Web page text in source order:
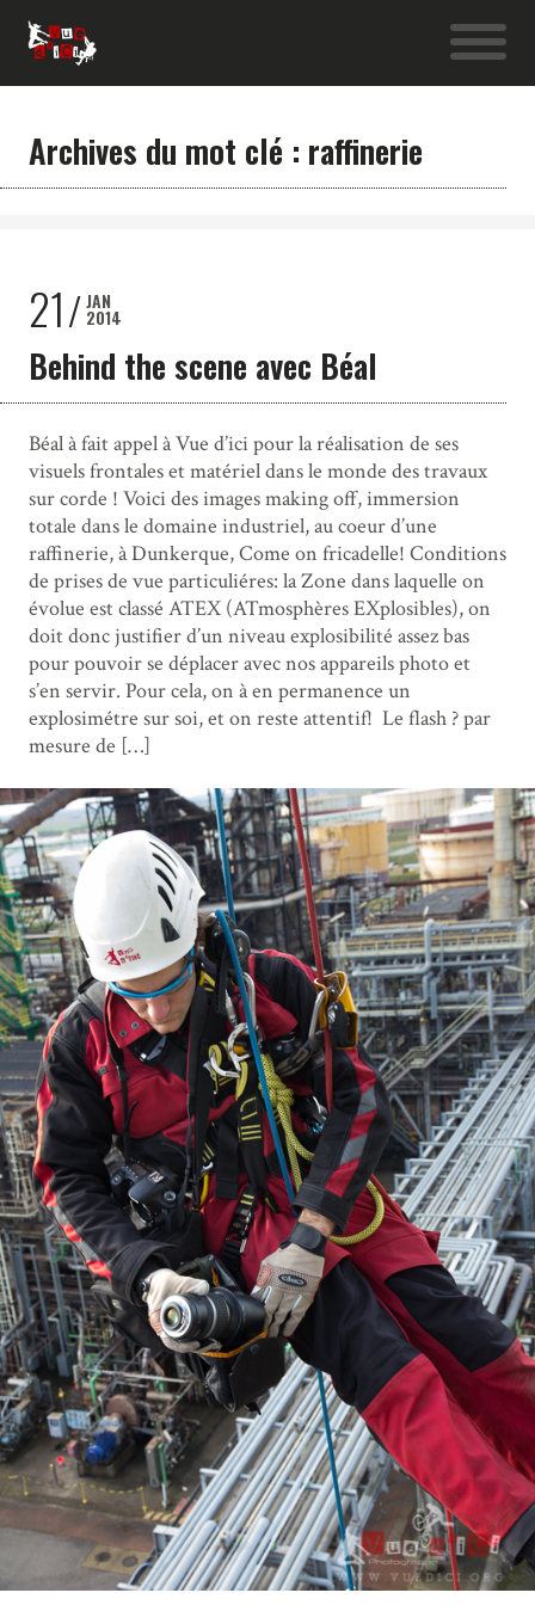
Archives du mot clé : raffinerie
21 JAN
2014
Behind the scene avec Béal
Béal à fait appel à Vue d’ici pour la réalisation de ses
visuels frontales et matériel dans le monde des travaux
sur corde ! Voici des images making off, immersion
totale dans le domaine industriel, au coeur d’une
raffinerie, à Dunkerque, Come on fricadelle! Conditions
de prises de vue particuliéres: la Zone dans laquelle on
évolue est classé ATEX (ATmosphères EXplosibles), on
doit donc justifier d’un niveau explosibilité assez bas
pour pouvoir se déplacer avec nos appareils photo et
s’en servir. Pour cela, on à en permanence un
explosimétre sur soi, et on reste attentif! Le flash ? par
mesure de […]